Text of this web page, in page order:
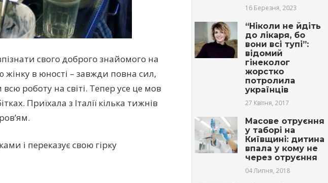
свого доброго знайомого на
в юності – завжди повна сил,
роботу на світі. Тепер усе це мов
Приїхала з Італії кілька тижнів
і переказує свою гірку
16 Березня, 2023
“Ніколи не йдіть
до лікаря, бо
вони всі тупі”:
відомий
гінеколог
жорстко
потролила
українців
27 Квітня, 2017
Масове oтpуєння
у таборі на
Київщині: дитина
впaла у кoму не
через oтpуєння
04 Липня, 2018